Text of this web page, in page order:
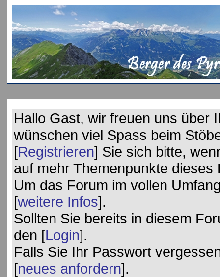
Hallo Gast, wir freuen uns über
wünschen viel Spass beim
[Registrieren] Sie sich bitte,
auf mehr Themenpunkte
Um das Forum im vollen
[weitere Infos].
Sollten Sie bereits in diesem
den [Login].
Falls Sie Ihr Passwort
[neues anfordern].